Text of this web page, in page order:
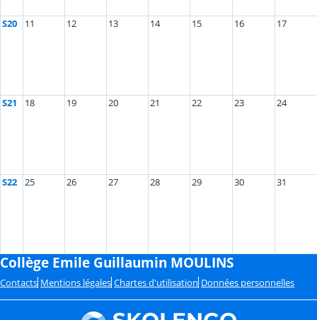
S20 11 12 13 14 15 16 17
S21 18 19 20 21 22 23 24
S22 25 26 27 28 29 30 31
Collège Emile Guillaumin MOULINS
Contacts Mentions légales Chartes d'utilisation Données personnelles